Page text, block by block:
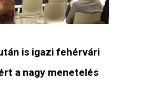
is igazi fehérvári
a nagy menetelés